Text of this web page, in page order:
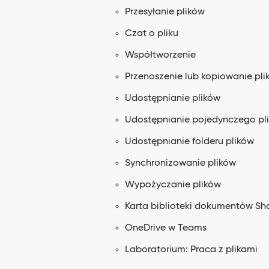
Przesyłanie plików
Czat o pliku
Współtworzenie
Przenoszenie lub kopiowanie
Udostępnianie plików
Udostępnianie pojedynczego
Udostępnianie folderu plików
Synchronizowanie plików
Wypożyczanie plików
Karta biblioteki dokumentów
OneDrive w Teams
Laboratorium: Praca z plikami